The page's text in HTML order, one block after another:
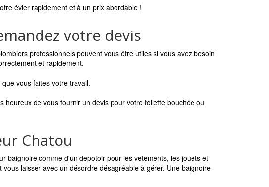
évier rapidement et à un prix abordable !
votre devis
professionnels peuvent vous être utiles si vous avez besoin
et rapidement.
vous faites votre travail.
de vous fournir un devis pour votre toilette bouchée ou
Chatou
baignoire comme d'un dépotoir pour les vêtements, les jouets et
laisser avec un désordre désagréable à gérer. Une baignoire